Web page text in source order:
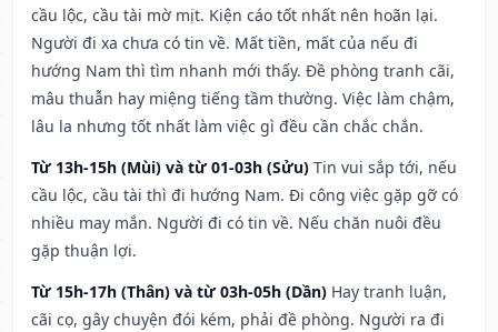
cầu lộc, cầu tài mờ mịt. Kiện cáo tốt nhất nên hoãn lại.
Người đi xa chưa có tin về. Mất tiền, mất của nếu đi
hướng Nam thì tìm nhanh mới thấy. Đề phòng tranh cãi,
mâu thuẫn hay miệng tiếng tầm thường. Việc làm chậm,
lâu la nhưng tốt nhất làm việc gì đều cần chắc chắn.
Từ 13h-15h (Mùi) và từ 01-03h (Sửu) Tin vui sắp tới, nếu
cầu lộc, cầu tài thì đi hướng Nam. Đi công việc gặp gỡ có
nhiều may mắn. Người đi có tin về. Nếu chăn nuôi đều
gặp thuận lợi.
Từ 15h-17h (Thân) và từ 03h-05h (Dần) Hay tranh luận,
cãi cọ, gây chuyện đói kém, phải đề phòng. Người ra đi